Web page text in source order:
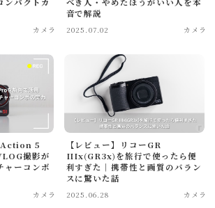
て
OM SYSTEM
ン ニュース ホテル宿泊記
ー ラウンジ 商品レビュー
カメラ
音で解説
2025.07.02 カメラ
Action 5
撮影が
ャーコンボ
カメラ
【レビュー】リコーGR
IIIx(GR3x)を旅行で使ったら便
利すぎた│携帯性と画質のバラン
スに驚いた話
2025.06.28 カメラ